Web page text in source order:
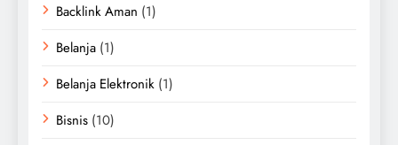
Backlink Aman (1)
Belanja (1)
Belanja Elektronik (1)
Bisnis (10)